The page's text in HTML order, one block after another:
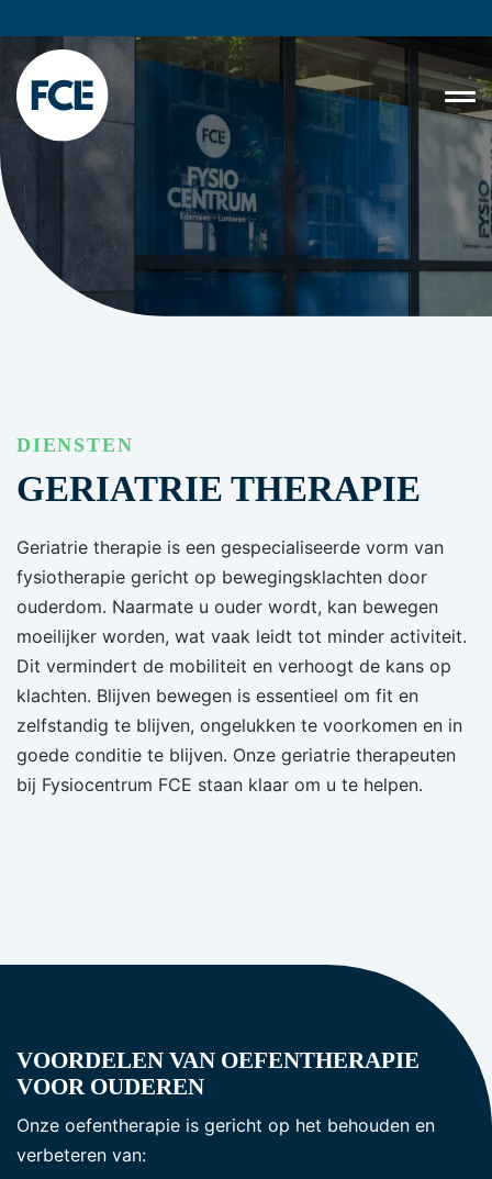
DIENSTEN
GERIATRIE THERAPIE
Geriatrie therapie is een gespecialiseerde vorm van
fysiotherapie gericht op bewegingsklachten door
ouderdom. Naarmate u ouder wordt, kan bewegen
moeilijker worden, wat vaak leidt tot minder activiteit.
Dit vermindert de mobiliteit en verhoogt de kans op
klachten. Blijven bewegen is essentieel om fit en
zelfstandig te blijven, ongelukken te voorkomen en in
goede conditie te blijven. Onze geriatrie therapeuten
bij Fysiocentrum FCE staan klaar om u te helpen.
VOORDELEN VAN OEFENTHERAPIE
VOOR OUDEREN
Onze oefentherapie is gericht op het behouden en
verbeteren van: